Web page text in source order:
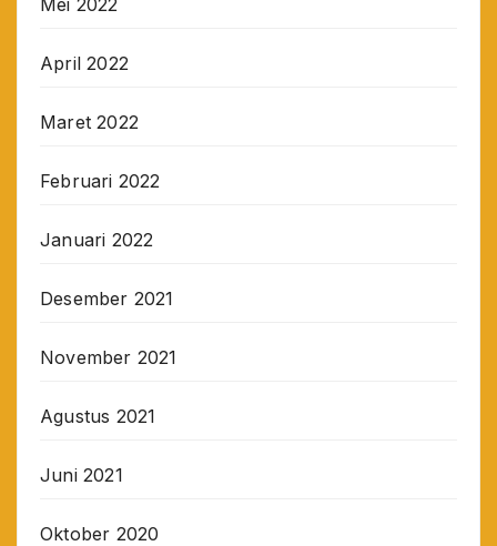
April 2022
Maret 2022
Februari 2022
Januari 2022
Desember 2021
November 2021
Agustus 2021
Juni 2021
Oktober 2020